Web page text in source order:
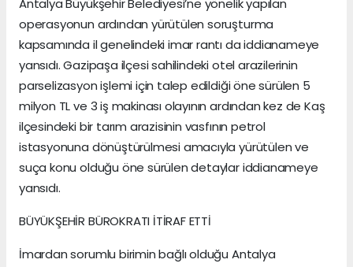
Antalya Büyükşehir Belediyesi’ne yönelik yapılan
operasyonun ardından yürütülen soruşturma
kapsamında il genelindeki imar rantı da iddianameye
yansıdı. Gazipaşa ilçesi sahilindeki otel arazilerinin
parselizasyon işlemi için talep edildiği öne sürülen 5
milyon TL ve 3 iş makinası olayının ardından kez de Kaş
ilçesindeki bir tarım arazisinin vasfının petrol
istasyonuna dönüştürülmesi amacıyla yürütülen ve
suça konu olduğu öne sürülen detaylar iddianameye
yansıdı.
BÜYÜKŞEHİR BÜROKRATI İTİRAF ETTİ
İmardan sorumlu birimin bağlı olduğu Antalya